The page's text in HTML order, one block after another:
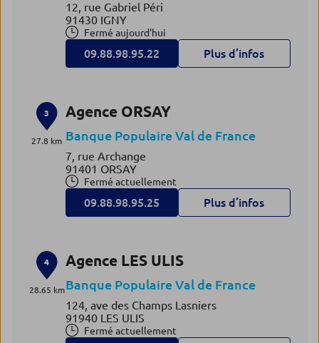
12, rue Gabriel Péri
91430 IGNY
Fermé aujourd'hui
09.88.98.95.22 Plus d’infos
3
27.8 km
Agence ORSAY
Banque Populaire Val de France
7, rue Archange
91401 ORSAY
Fermé actuellement
09.88.98.95.25 Plus d’infos
4
28.65 km
Agence LES ULIS
Banque Populaire Val de France
124, ave des Champs Lasniers
91940 LES ULIS
Fermé actuellement